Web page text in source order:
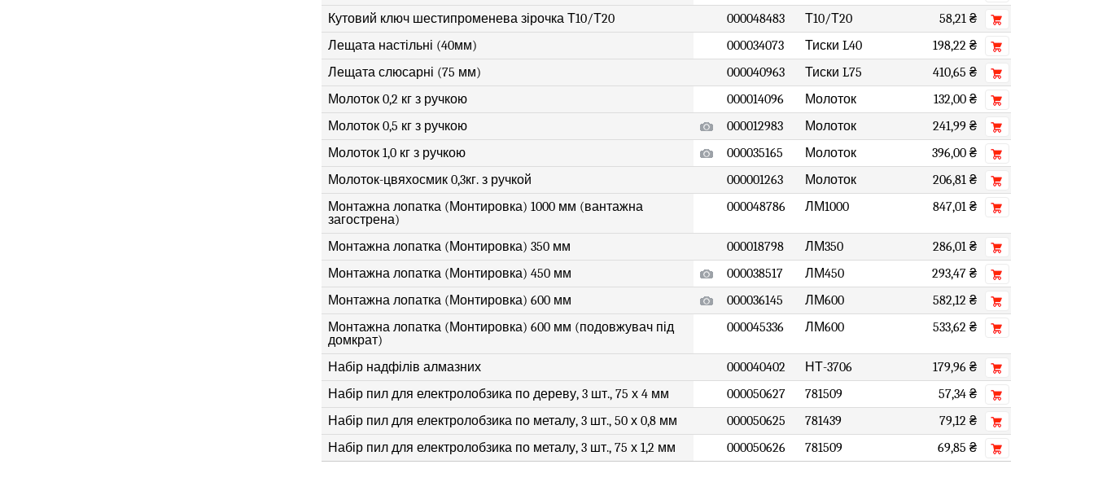
Кутовий ключ шестипроменева зірочка Т10/Т20
000048483 Т10/Т20
58,21 ₴
Лещата настільні (40мм)
000034073 Тиски L40
198,22 ₴
Лещата слюсарні (75 мм)
000040963 Тиски L75
410,65 ₴
Молоток 0,2 кг з ручкою
000014096 Молоток
132,00 ₴
Молоток 0,5 кг з ручкою
000012983 Молоток
241,99 ₴
Молоток 1,0 кг з ручкою
000035165 Молоток
396,00 ₴
Молоток-цвяхосмик 0,3кг. з ручкой
000001263 Молоток
206,81 ₴
Монтажна лопатка (Монтировка) 1000 мм (вантажна
загострена)
000048786 ЛМ1000 847,01 ₴
Монтажна лопатка (Монтировка) 350 мм 000018798 ЛМ350
286,01 ₴
Монтажна лопатка (Монтировка) 450 мм
000038517 ЛМ450
293,47 ₴
Монтажна лопатка (Монтировка) 600 мм
000036145 ЛМ600
582,12 ₴
Монтажна лопатка (Монтировка) 600 мм (подовжувач під
домкрат)
000045336 ЛМ600 533,62 ₴
Набір надфілів алмазних 000040402 НТ-3706
179,96 ₴
Набір пил для електролобзика по дереву, 3 шт., 75 х 4 мм
000050627 781509
57,34 ₴
Набір пил для електролобзика по металу, 3 шт., 50 х 0,8 мм
000050625 781439
79,12 ₴
Набір пил для електролобзика по металу, 3 шт., 75 х 1,2 мм
000050626 781509 69,85 ₴